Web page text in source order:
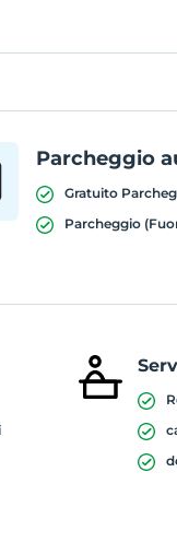
Parcheggio
Gratuito
Parcheggio